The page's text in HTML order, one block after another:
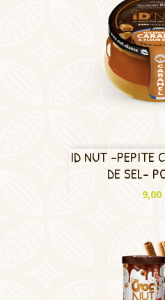
ID NUT -PEPITE
DE SEL-
Prix
9,00